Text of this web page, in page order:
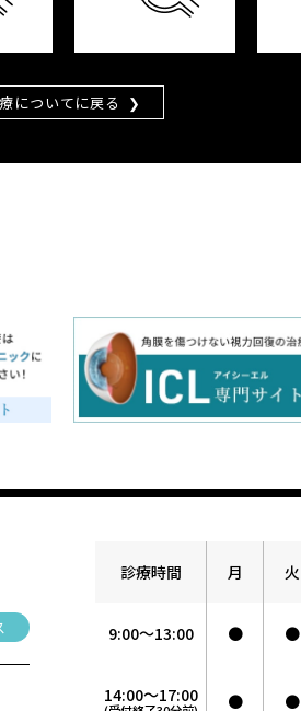
についてに戻る
診療時間 月 火
9:00～13:00 ● ●
14:00～17:00 ● ●